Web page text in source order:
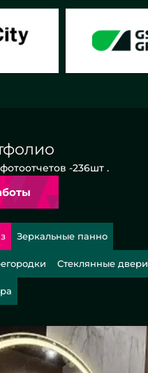
-236шт .
Зеркальные панно
Стеклянные двери